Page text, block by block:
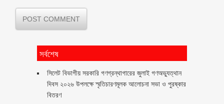
সর্বশেষ
সিলেট বিভাগীয় সরকারি গণগ্রন্থাগারের জুলাই গণঅভ্যুত্থান
দিবস ২০২৬ উপলক্ষে স্মৃতিচারণমূলক আলোচনা সভা ও পুরষ্কার
বিতরণ ‎ ‎